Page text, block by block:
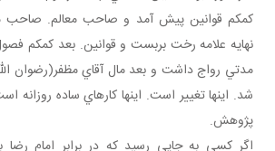
کم کم قوانين پيش آمد و صاحب معالم. صاحب
نهايه علامه رخت بربست و قوانين. بعد کم کم
مدتي رواج داشت و بعد مال آقاي مظفر(رضوان
شد. اينها تغيير است. اينها کارهاي ساده روزانه
پژوهش.
اگر کسي به جايي رسيد که در برابر امام رضا